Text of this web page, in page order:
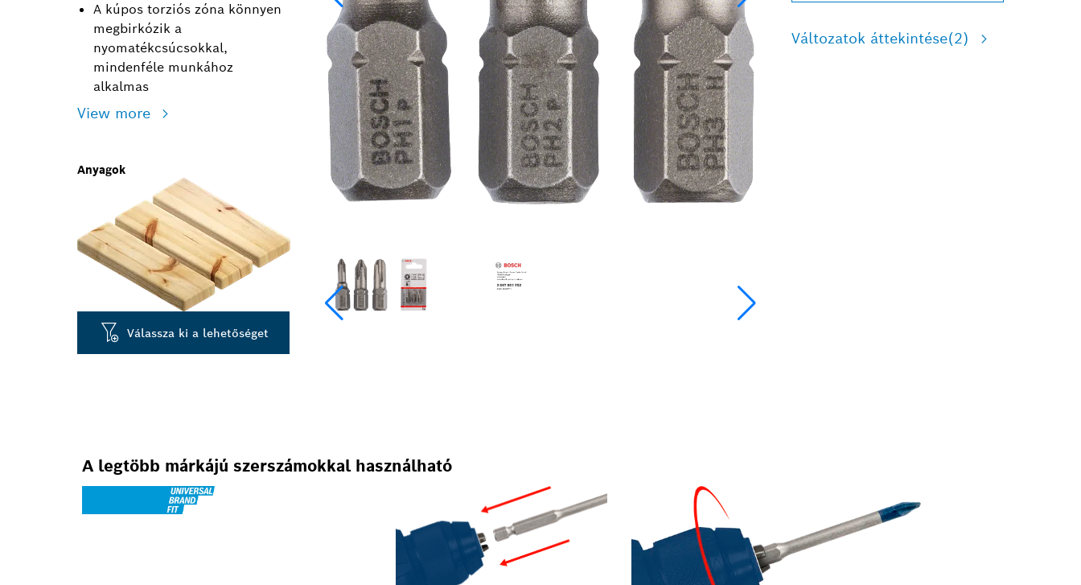
A kúpos torziós zóna könnyen
megbirkózik a
nyomatékcsúcsokkal,
mindenféle munkához
alkalmas
View more
Anyagok
Válassza ki a lehetőséget
Változatok áttekintése(2)
A legtöbb márkájú szerszámokkal használható